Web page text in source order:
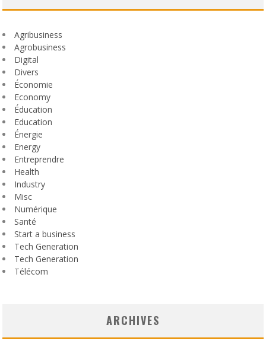
Agribusiness
Agrobusiness
Digital
Divers
Économie
Economy
Éducation
Education
Énergie
Energy
Entreprendre
Health
Industry
Misc
Numérique
Santé
Start a business
Tech Generation
Tech Generation
Télécom
ARCHIVES